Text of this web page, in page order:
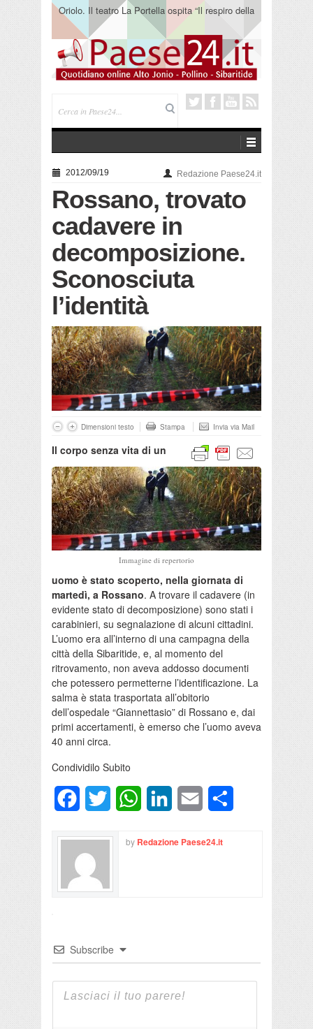
Oriolo. Il teatro La Portella ospita “Il respiro della
terra” del collettivo 365
2012/09/19 Redazione Paese24.it
Rossano, trovato
cadavere in
decomposizione.
Sconosciuta
l’identità
Dimensioni testo Stampa Invia via Mail
Immagine di repertorio
Il corpo senza vita di un
uomo è stato scoperto, nella giornata di
martedì, a Rossano. A trovare il cadavere (in
evidente stato di decomposizione) sono stati i
carabinieri, su segnalazione di alcuni cittadini.
L’uomo era all’interno di una campagna della
città della Sibaritide, e, al momento del
ritrovamento, non aveva addosso documenti
che potessero permetterne l’identificazione. La
salma è stata trasportata all’obitorio
dell’ospedale “Giannettasio” di Rossano e, dai
primi accertamenti, è emerso che l’uomo aveva
40 anni circa.
Condividilo Subito
FacebookTwitter WhatsAppLinkedInEmail
by Redazione Paese24.it
Subscribe